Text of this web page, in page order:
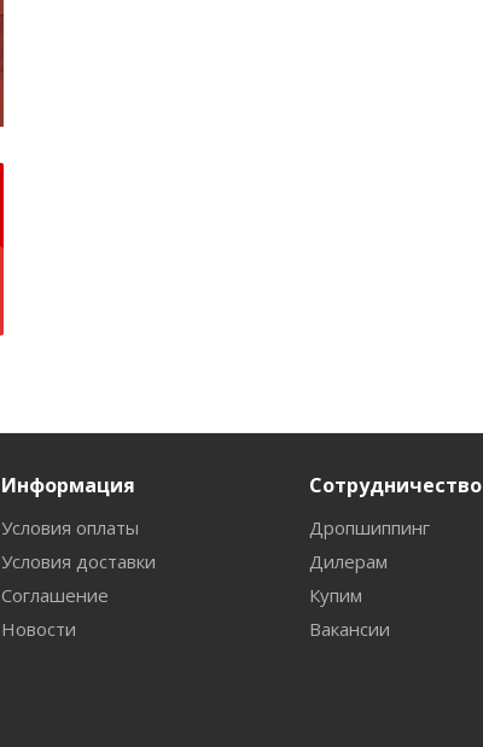
Информация
Условия оплаты
Условия доставки
Соглашение
Новости
Сотрудничество
Дропшиппинг
Дилерам
Купим
Вакансии